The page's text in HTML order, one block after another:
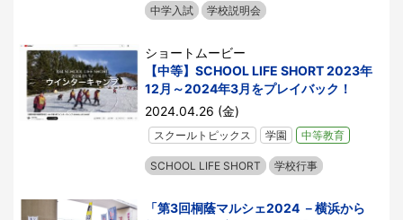
中学入試 学校説明会
ショートムービー
【中等】SCHOOL LIFE SHORT 2023年
12月～2024年3月をプレイバック！
2024.04.26 (金)
スクールトピックス 学園 中等教育
SCHOOL LIFE SHORT 学校行事
「第3回桐蔭マルシェ2024 －横浜から